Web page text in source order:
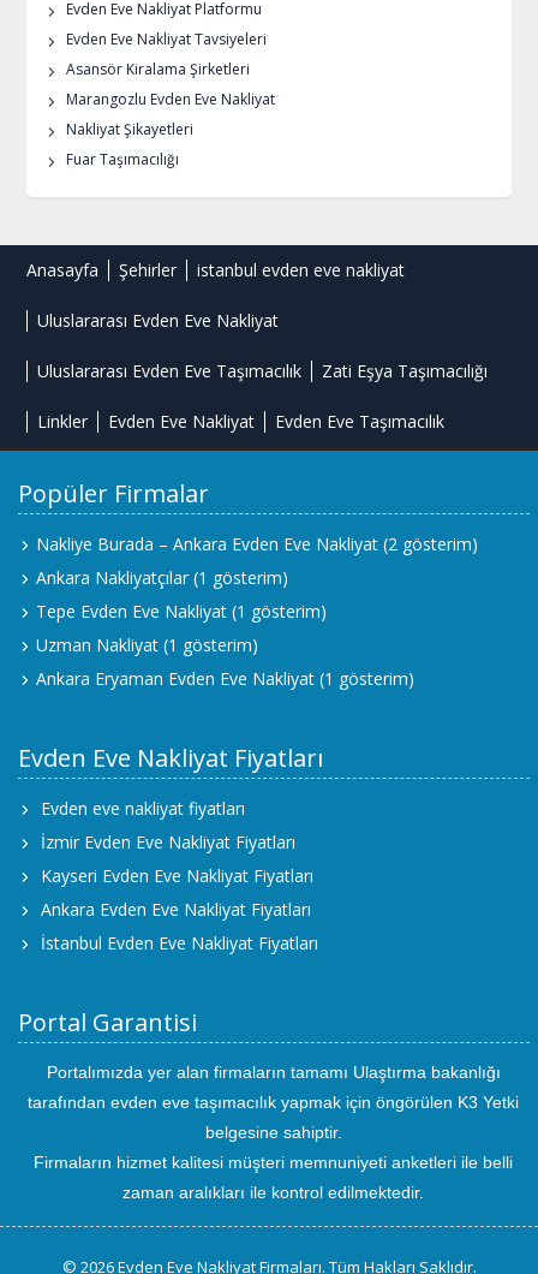
Evden Eve Nakliyat Platformu
Evden Eve Nakliyat Tavsiyeleri
Asansör Kiralama Şirketleri
Marangozlu Evden Eve Nakliyat
Nakliyat Şikayetleri
Fuar Taşımacılığı
Anasayfa Şehirler istanbul evden eve nakliyat
Uluslararası Evden Eve Nakliyat
Uluslararası Evden Eve Taşımacılık Zati Eşya Taşımacılığı
Linkler Evden Eve Nakliyat Evden Eve Taşımacılık
Popüler Firmalar
Nakliye Burada – Ankara Evden Eve Nakliyat (2 gösterim)
Ankara Nakliyatçılar (1 gösterim)
Tepe Evden Eve Nakliyat (1 gösterim)
Uzman Nakliyat (1 gösterim)
Ankara Eryaman Evden Eve Nakliyat (1 gösterim)
Evden Eve Nakliyat Fiyatları
Evden eve nakliyat fiyatları
İzmir Evden Eve Nakliyat Fiyatları
Kayseri Evden Eve Nakliyat Fiyatları
Ankara Evden Eve Nakliyat Fiyatları
İstanbul Evden Eve Nakliyat Fiyatları
Portal Garantisi
Portalımızda yer alan firmaların tamamı Ulaştırma bakanlığı
tarafından evden eve taşımacılık yapmak için öngörülen K3 Yetki
belgesine sahiptir.
Firmaların hizmet kalitesi müşteri memnuniyeti anketleri ile belli
zaman aralıkları ile kontrol edilmektedir.
© 2026 Evden Eve Nakliyat Firmaları. Tüm Hakları Saklıdır.